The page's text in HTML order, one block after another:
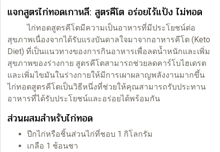
แจกสูตรไก่ทอดเกาหลี: สูตรคีโต อร่อยไร้แป้ง ไม่ทอด
ไก่ทอดสูตรคีโตมีความเป็นอาหารที่มีประโยชน์ต่อ
สุขภาพเนื่องจากได้รับแรงบันดาลใจมาจากอาหารคีโต (Keto
Diet) ที่เป็นแนวทางของการกินอาหารเพื่อลดน้ำหนักและเพิ่ม
สุขภาพของร่างกาย สูตรคีโตสามารถช่วยลดคาร์โบไฮเดรต
และเพิ่มไขมันในร่างกายให้มีการเผาผลาญพลังงานมากขึ้น
ไก่ทอดสูตรคีโตเป็นวิธีหนึ่งที่ช่วยให้คุณสามารถรับประทาน
อาหารที่ได้รับประโยชน์และอร่อยได้พร้อมกัน
ส่วนผสมสำหรับไก่ทอด
ปีกไก่หรือชิ้นส่วนไก่ที่ชอบ 1 กิโลกรัม
เกลือ 1 ช้อนชา